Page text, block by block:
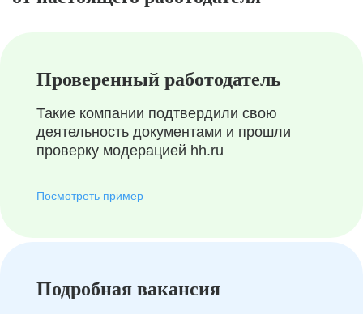
Проверенный работодатель
Такие компании подтвердили свою
деятельность документами и прошли
проверку модерацией hh.ru
Посмотреть пример
Подробная вакансия